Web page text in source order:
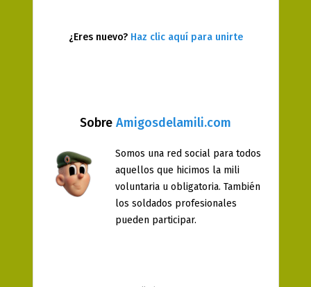
Sobre Amigosdelamili.com
Somos una red social para todos
aquellos que hicimos la mili
voluntaria u obligatoria. También
los soldados profesionales
pueden participar.
¿Eres nuevo? Haz clic aquí para unirte